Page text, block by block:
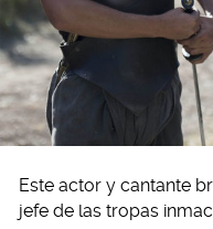
Este actor y cantante
jefe de las tropas